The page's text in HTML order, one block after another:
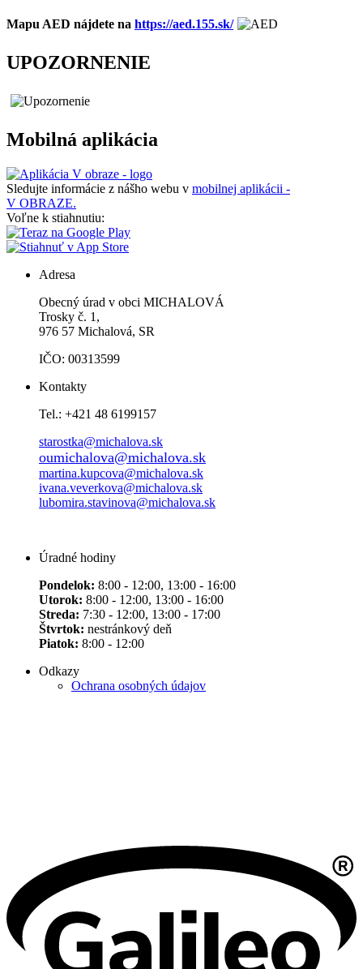
Mapu AED nájdete na https://aed.155.sk/
UPOZORNENIE
Mobilná aplikácia
Sledujte informácie z nášho webu v mobilnej aplikácii -
V OBRAZE.
Voľne k stiahnutiu:
Adresa
Obecný úrad v obci MICHALOVÁ
Trosky č. 1,
976 57 Michalová, SR
IČO: 00313599
Kontakty
Tel.: +421 48 6199157
starostka@michalova.sk
oumichalova@michalova.sk
martina.kupcova@michalova.sk
ivana.veverkova@michalova.sk
lubomira.stavinova@michalova.sk
Úradné hodiny
Pondelok: 8:00 - 12:00, 13:00 - 16:00
Utorok: 8:00 - 12:00, 13:00 - 16:00
Streda: 7:30 - 12:00, 13:00 - 17:00
Štvrtok: nestránkový deň
Piatok: 8:00 - 12:00
Odkazy
Ochrana osobných údajov